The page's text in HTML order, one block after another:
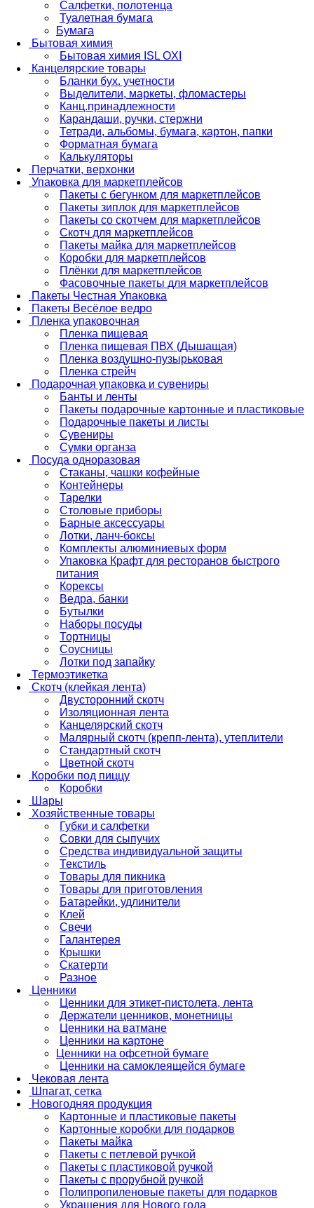
Салфетки, полотенца
Туалетная бумага
Бумага
Бытовая химия
Бытовая химия ISL OXI
Канцелярские товары
Бланки бух. учетности
Выделители, маркеты, фломастеры
Канц.принадлежности
Карандаши, ручки, стержни
Тетради, альбомы, бумага, картон, папки
Форматная бумага
Калькуляторы
Перчатки, верхонки
Упаковка для маркетплейсов
Пакеты с бегунком для маркетплейсов
Пакеты зиплок для маркетплейсов
Пакеты со скотчем для маркетплейсов
Скотч для маркетплейсов
Пакеты майка для маркетплейсов
Коробки для маркетплейсов
Плёнки для маркетплейсов
Фасовочные пакеты для маркетплейсов
Пакеты Честная Упаковка
Пакеты Весёлое ведро
Пленка упаковочная
Пленка пищевая
Пленка пищевая ПВХ (Дышащая)
Пленка воздушно-пузырьковая
Пленка стрейч
Подарочная упаковка и сувениры
Банты и ленты
Пакеты подарочные картонные и пластиковые
Подарочные пакеты и листы
Сувениры
Сумки органза
Посуда одноразовая
Стаканы, чашки кофейные
Контейнеры
Тарелки
Столовые приборы
Барные аксессуары
Лотки, ланч-боксы
Комплекты алюминиевых форм
Упаковка Крафт для ресторанов быстрого
питания
Корексы
Ведра, банки
Бутылки
Наборы посуды
Тортницы
Соусницы
Лотки под запайку
Термоэтикетка
Скотч (клейкая лента)
Двусторонний скотч
Изоляционная лента
Канцелярский скотч
Малярный скотч (крепп-лента), утеплители
Стандартный скотч
Цветной скотч
Коробки под пиццу
Коробки
Шары
Хозяйственные товары
Губки и салфетки
Совки для сыпучих
Средства индивидуальной защиты
Текстиль
Товары для пикника
Товары для приготовления
Батарейки, удлинители
Клей
Свечи
Галантерея
Крышки
Скатерти
Разное
Ценники
Ценники для этикет-пистолета, лента
Держатели ценников, монетницы
Ценники на ватмане
Ценники на картоне
Ценники на офсетной бумаге
Ценники на самоклеящейся бумаге
Чековая лента
Шпагат, сетка
Новогодняя продукция
Картонные и пластиковые пакеты
Картонные коробки для подарков
Пакеты майка
Пакеты с петлевой ручкой
Пакеты с пластиковой ручкой
Пакеты с прорубной ручкой
Полипропиленовые пакеты для подарков
Украшения для Нового года